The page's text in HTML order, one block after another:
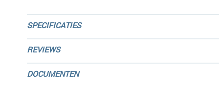
SPECIFICATIES
REVIEWS
DOCUMENTEN